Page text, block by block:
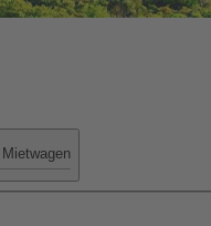
Mietwagen